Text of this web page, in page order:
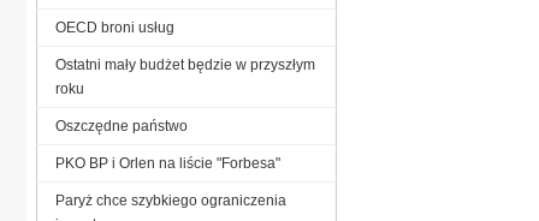
OECD broni usług
Ostatni mały budżet będzie w przyszłym
roku
Oszczędne państwo
PKO BP i Orlen na liście "Forbesa"
Paryż chce szybkiego ograniczenia